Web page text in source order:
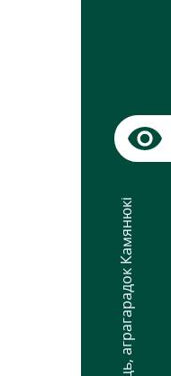
,
аграгарадок Камянюкі